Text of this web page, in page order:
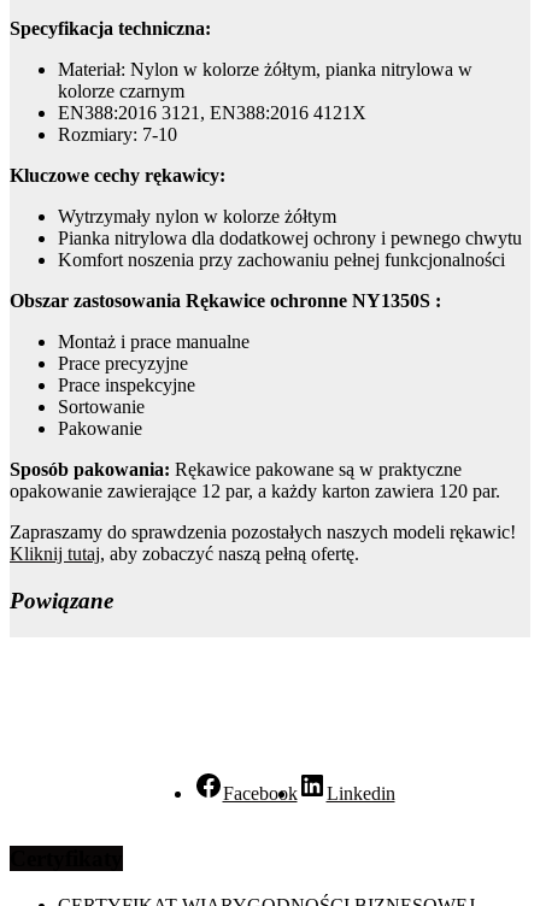
Specyfikacja techniczna:
Materiał: Nylon w kolorze żółtym, pianka nitrylowa w
kolorze czarnym
EN388:2016 3121, EN388:2016 4121X
Rozmiary: 7-10
Kluczowe cechy rękawicy:
Wytrzymały nylon w kolorze żółtym
Pianka nitrylowa dla dodatkowej ochrony i pewnego chwytu
Komfort noszenia przy zachowaniu pełnej funkcjonalności
Obszar zastosowania Rękawice ochronne NY1350S :
Montaż i prace manualne
Prace precyzyjne
Prace inspekcyjne
Sortowanie
Pakowanie
Sposób pakowania: Rękawice pakowane są w praktyczne
opakowanie zawierające 12 par, a każdy karton zawiera 120 par.
Zapraszamy do sprawdzenia pozostałych naszych modeli rękawic!
Kliknij tutaj, aby zobaczyć naszą pełną ofertę.
Powiązane
Facebook Linkedin